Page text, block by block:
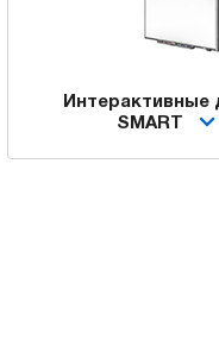
Интерактивные
SMART